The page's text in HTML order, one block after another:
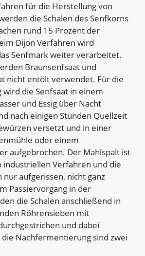
für die Herstellung von
die Schalen des Senfkorns
rund 15 Prozent der
Dijon Verfahren wird
Senfmark weiter verarbeitet.
Braunsenfsaat und
nicht entölt verwendet. Für die
die Senfsaat in einem
und Essig über Nacht
nach einigen Stunden Quellzeit
versetzt und in einer
oder einem
aufgebrochen. Der Mahlspalt ist
industriellen Verfahren und die
nur aufgerissen, nicht ganz
Passiervorgang in der
die Schalen anschließend in
Röhrensieben mit
und dabei
Nachfermentierung sind zwei